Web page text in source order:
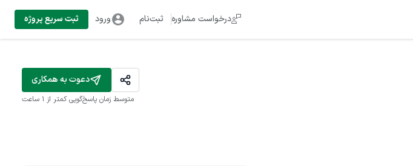
درخواست مشاوره ثبت‌نام ورود ثبت سریع پروژه
دعوت به همکاری
متوسط زمان پاسخ‌گویی کمتر از 1 ساعت